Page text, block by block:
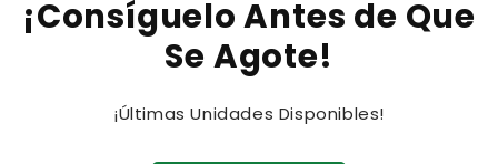
¡Consíguelo Antes de Que
Se Agote!
¡Últimas Unidades Disponibles!